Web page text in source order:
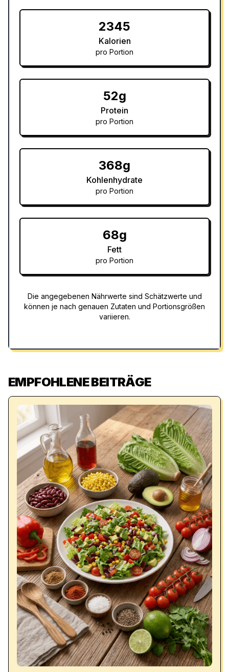
2345
Kalorien
pro Portion
52g
Protein
pro Portion
368g
Kohlenhydrate
pro Portion
68g
Fett
pro Portion
Die angegebenen Nährwerte sind Schätzwerte und
können je nach genauen Zutaten und Portionsgrößen
variieren.
EMPFOHLENE BEITRÄGE